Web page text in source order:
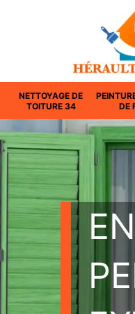
NETTOYAGE DE
TOITURE 34
DE